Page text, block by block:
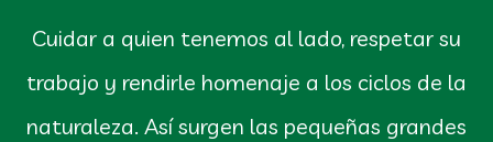
Cuidar a quien tenemos al lado, respetar su
trabajo y rendirle homenaje a los ciclos de la
naturaleza. Así surgen las pequeñas grandes